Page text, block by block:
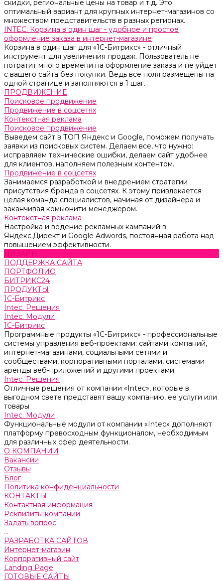
скидки, региональные цены на товар и т.д. Это
оптимальный вариант для крупных интернет-магазинов со
множеством представительств в разных регионах.
INTEC: Корзина в один шаг - удобное и простое
оформление заказа в интернет-магазине
Корзина в один шаг для «1С-Битрикс» - отличный
инструмент для увеличения продаж. Пользователь не
потратит много времени на оформление заказа и не уйдет
с вашего сайта без покупки. Ведь все поля размещены на
одной странице и заполняются в 1 шаг.
ПРОДВИЖЕНИЕ
Поисковое продвижение
Продвижение в соцсетях
Контекстная реклама
Поисковое продвижение
Выведем сайт в ТОП Яндекс и Google, поможем получать
заявки из поисковых систем. Делаем все, что нужно:
исправляем технические ошибки, делаем сайт удобнее
для клиентов, наполняем полезным контентом.
Продвижение в соцсетях
Занимаемся разработкой и внедрением стратегии
присутствия бренда в соцсетях. К этому привлекается
целая команда специалистов, начиная от дизайнера и
заканчивая комьюнити-менеджером.
Контекстная реклама
Настройка и ведение рекламных кампаний в
Яндекс.Директ и Google Adwords, постоянная работа над
повышением эффективности.
ДИЗАЙН
ПОДДЕРЖКА САЙТА
ПОРТФОЛИО
БИТРИКС24
ПРОДУКТЫ
1С-Битрикс
Intec. Решения
Intec. Модули
1С-Битрикс
Программные продукты «1С-Битрикс» - профессиональные
системы управления веб-проектами: сайтами компаний,
интернет-магазинами, социальными сетями и
сообществами, корпоративными порталами, системами
аренды веб-приложений и другими проектами.
Intec. Решения
Отличные решения от компании «Intec», которые в
выгодном свете представят вашу компанию, ее услуги или
товары
Intec. Модули
Функциональные модули от компании «Intec» дополняют
платформу превосходным функционалом, необходимым
для различных сфер деятельности.
О КОМПАНИИ
Вакансии
Отзывы
Блог
Политика конфиденциальности
КОНТАКТЫ
Контактная информация
Реквизиты компании
Задать вопрос
...
РАЗРАБОТКА САЙТОВ
Интернет-магазин
Корпоративный сайт
Landing Page
ГОТОВЫЕ САЙТЫ